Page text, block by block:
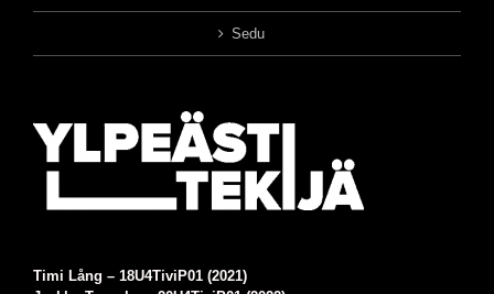
Sedu
Timi Lång – 18U4TiviP01 (2021)